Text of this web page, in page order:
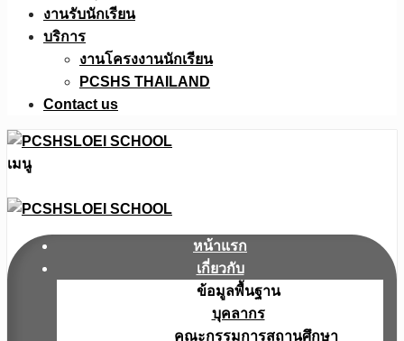
งานรับนักเรียน
บริการ
งานโครงงานนักเรียน
PCSHS THAILAND
Contact us
เมนู
หน้าแรก
เกี่ยวกับ
ข้อมูลพื้นฐาน
บุคลากร
คณะกรรมการสถานศึกษา